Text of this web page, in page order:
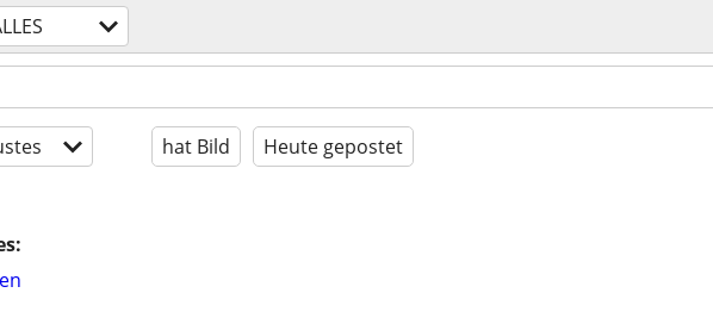
hat Bild Heute gepostet